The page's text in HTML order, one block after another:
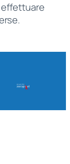
effettuare